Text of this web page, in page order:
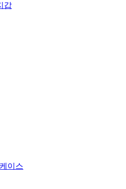
갑
이스